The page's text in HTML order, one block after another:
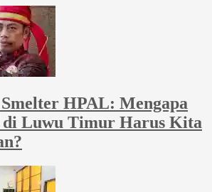
HPAL: Mengapa
di Luwu Timur Harus Kita